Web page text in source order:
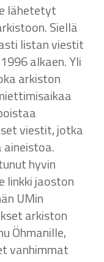
lähetetyt
Siellä
listan viestit
alkaen. Yli
arkiston
viestit, jotka
hyvin
linkki jaoston
UMin
arkiston
Öhmanille,
vanhimmat